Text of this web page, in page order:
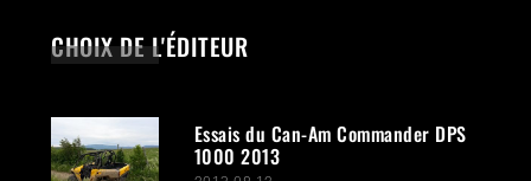
CHOIX DE L'ÉDITEUR
Essais du Can-Am Commander DPS
1000 2013